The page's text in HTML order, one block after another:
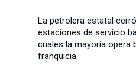
La petrolera estatal
estaciones de servicio
cuales la mayoría opera
franquicia.